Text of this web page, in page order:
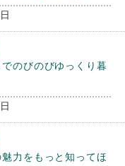
のびのびゆっくり暮
力をもっと知ってほ